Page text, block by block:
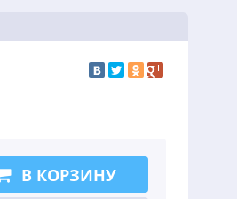
В КОРЗИНУ